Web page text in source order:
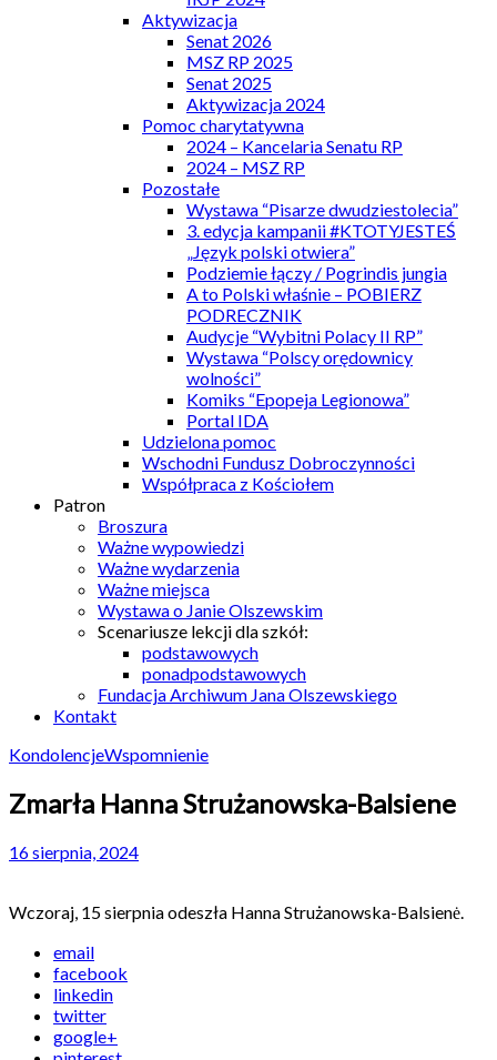
Aktywizacja
Senat 2026
MSZ RP 2025
Senat 2025
Aktywizacja 2024
Pomoc charytatywna
2024 – Kancelaria Senatu RP
2024 – MSZ RP
Pozostałe
Wystawa “Pisarze dwudziestolecia”
3. edycja kampanii #KTOTYJESTEŚ
„Język polski otwiera”
Podziemie łączy / Pogrindis jungia
A to Polski właśnie – POBIERZ
PODRECZNIK
Audycje “Wybitni Polacy II RP”
Wystawa “Polscy orędownicy
wolności”
Komiks “Epopeja Legionowa”
Portal IDA
Udzielona pomoc
Wschodni Fundusz Dobroczynności
Współpraca z Kościołem
Patron
Broszura
Ważne wypowiedzi
Ważne wydarzenia
Ważne miejsca
Wystawa o Janie Olszewskim
Scenariusze lekcji dla szkół:
podstawowych
ponadpodstawowych
Fundacja Archiwum Jana Olszewskiego
Kontakt
KondolencjeWspomnienie
Zmarła Hanna Strużanowska-Balsiene
16 sierpnia, 2024
Wczoraj, 15 sierpnia odeszła Hanna Strużanowska-Balsienė.
email
facebook
linkedin
twitter
google+